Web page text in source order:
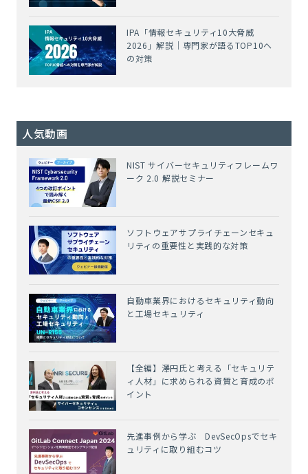
IPA「情報セキュリティ10大脅威
2026」解説｜専門家が語るTOP10へ
の対策
人気動画
NIST サイバーセキュリティフレームワ
ーク 2.0 解説セミナー
ソフトウェアサプライチェーンセキュ
リティの重要性と実践的な対策
自動車業界におけるセキュリティ動向
と工場セキュリティ
【全編】澤円氏と考える「セキュリテ
ィ人材」に求められる資質と育成のポ
イント
先進事例から学ぶ DevSecOpsでセキ
ュリティに取り組むコツ